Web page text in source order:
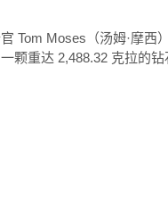
Tom Moses（汤姆·摩西
颗重达 2,488.32 克拉的钻